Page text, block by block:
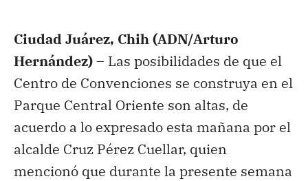
Ciudad Juárez, Chih (ADN/Arturo
Hernández) – Las posibilidades de que el
Centro de Convenciones se construya en el
Parque Central Oriente son altas, de
acuerdo a lo expresado esta mañana por el
alcalde Cruz Pérez Cuellar, quien
mencionó que durante la presente semana